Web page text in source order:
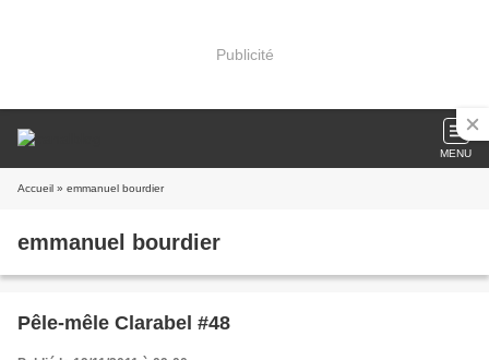
Publicité
MENU
Accueil » emmanuel bourdier
emmanuel bourdier
Pêle-mêle Clarabel #48